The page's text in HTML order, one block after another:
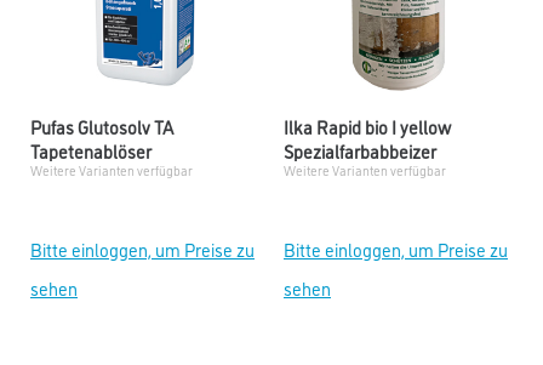
Pufas Glutosolv TA
Tapetenablöser
Weitere Varianten verfügbar
Bitte einloggen, um Preise zu
sehen
Ilka Rapid bio I yellow
Spezialfarbabbeizer
Weitere Varianten verfügbar
Bitte einloggen, um Preise zu
sehen